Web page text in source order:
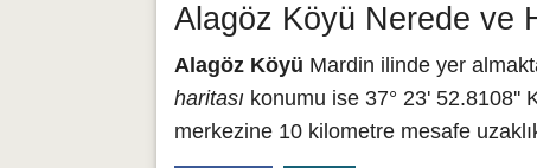
Alagöz Köyü Nerede ve
Alagöz Köyü Mardin ilinde yer
haritası konumu ise 37° 23' 52.8108''
merkezine 10 kilometre mesafe